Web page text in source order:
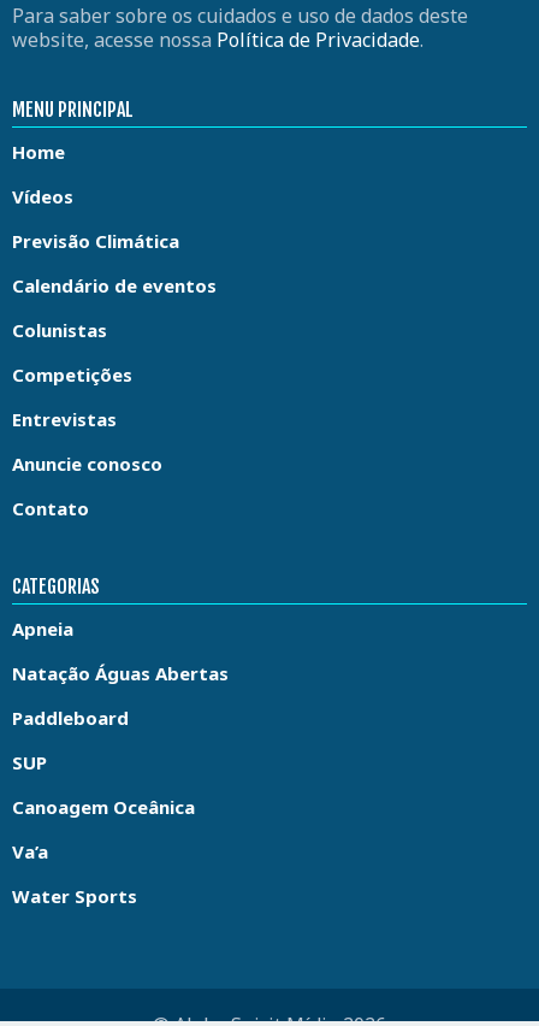
Para saber sobre os cuidados e uso de dados deste
website, acesse nossa Política de Privacidade.
MENU PRINCIPAL
Home
Vídeos
Previsão Climática
Calendário de eventos
Colunistas
Competições
Entrevistas
Anuncie conosco
Contato
CATEGORIAS
Apneia
Natação Águas Abertas
Paddleboard
SUP
Canoagem Oceânica
Va’a
Water Sports